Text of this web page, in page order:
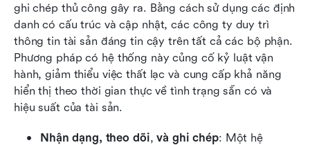
ghi chép thủ công gây ra. Bằng cách sử dụng các định
danh có cấu trúc và cập nhật, các công ty duy trì
thông tin tài sản đáng tin cậy trên tất cả các bộ phận.
Phương pháp có hệ thống này củng cố kỷ luật vận
hành, giảm thiểu việc thất lạc và cung cấp khả năng
hiển thị theo thời gian thực về tình trạng sẵn có và
hiệu suất của tài sản.
Nhận dạng, theo dõi, và ghi chép: Một hệ